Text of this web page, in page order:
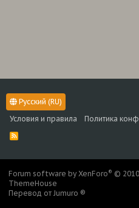
Русский (RU)
Условия и правила
Политика
R
S
Forum software by XenForo® ©
ThemeHouse
Перевод от Jumuro ®